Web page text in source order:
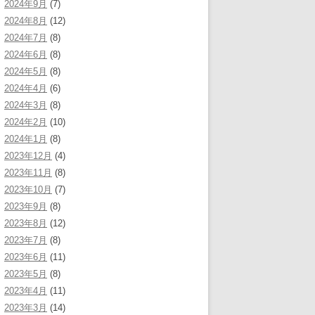
2024年9月 (7)
2024年8月 (12)
2024年7月 (8)
2024年6月 (8)
2024年5月 (8)
2024年4月 (6)
2024年3月 (8)
2024年2月 (10)
2024年1月 (8)
2023年12月 (4)
2023年11月 (8)
2023年10月 (7)
2023年9月 (8)
2023年8月 (12)
2023年7月 (8)
2023年6月 (11)
2023年5月 (8)
2023年4月 (11)
2023年3月 (14)